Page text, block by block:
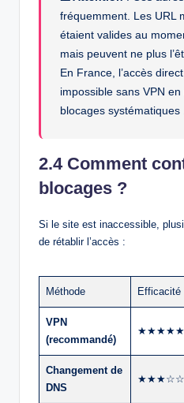
fréquemment. Les URL
étaient valides au
mais peuvent ne plus
En France, l’accès
impossible sans VPN
blocages systématiques .
2.4 Comment
blocages ?
Si le site est inaccessible,
de rétablir l’accès :
Méthode Efficacité
VPN
(recommandé)
★★★★★
Changement de
DNS
★★★☆☆